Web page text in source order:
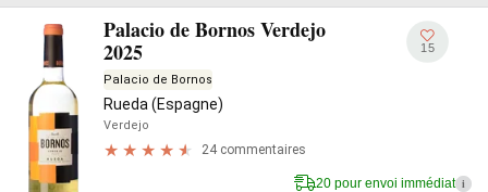
Palacio de Bornos Verdejo
2025
Palacio de Bornos
Rueda (Espagne)
Verdejo
24 commentaires
15
20 pour envoi immédiat i